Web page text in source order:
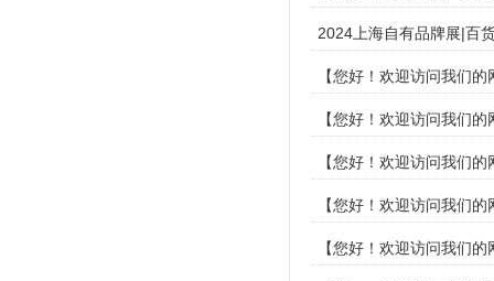
2024上海自有品牌展|百
【您好！欢迎访问我们
【您好！欢迎访问我们
【您好！欢迎访问我们
【您好！欢迎访问我们
【您好！欢迎访问我们